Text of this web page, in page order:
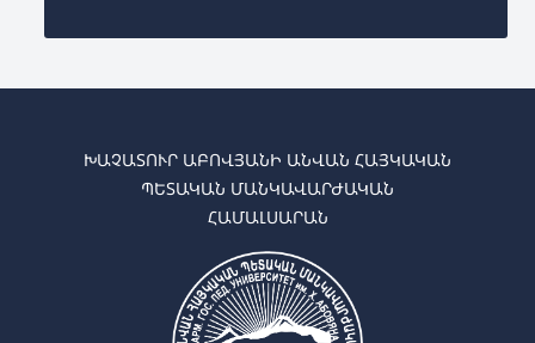
ԽԱՉԱՏՈՒՐ ԱԲՈՎՅԱՆԻ ԱՆՎԱՆ ՀԱՅԿԱԿԱՆ
ՊԵՏԱԿԱՆ ՄԱՆԿԱՎԱՐԺԱԿԱՆ
ՀԱՄԱԼՍԱՐԱՆ